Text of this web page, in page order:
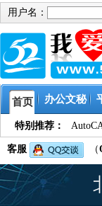
用户名：
首页 办公文秘
特别推荐：
客服 （